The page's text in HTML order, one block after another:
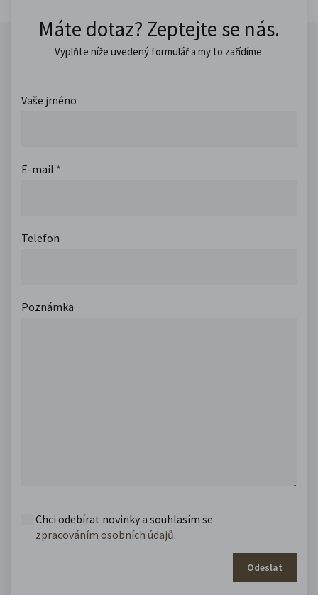
Máte dotaz? Zeptejte se nás.
Vyplňte níže uvedený formulář a my to zařídíme.
Vaše jméno
E-mail *
Telefon
Poznámka
Chci odebírat novinky a souhlasím se
zpracováním osobních údajů.
Odeslat